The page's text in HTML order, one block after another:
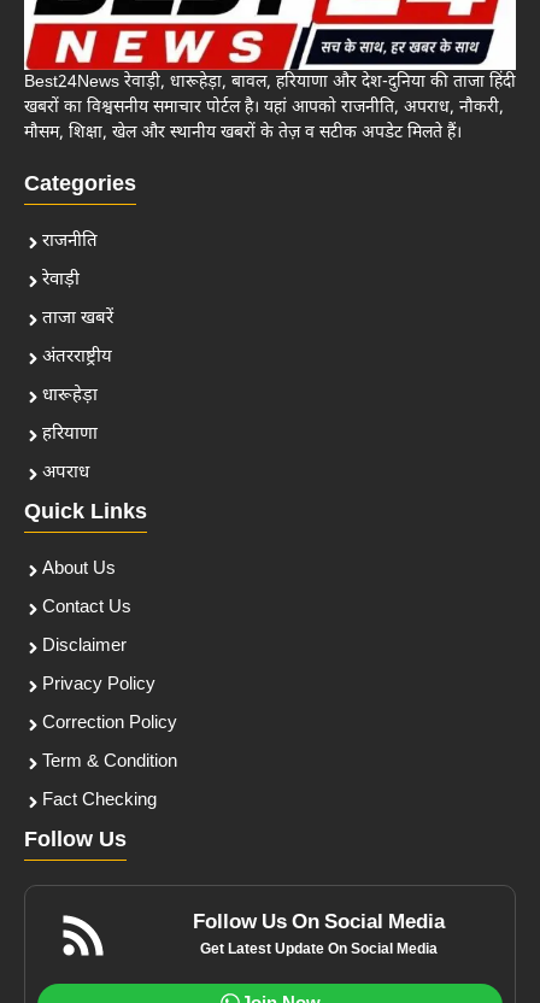
Best24News रेवाड़ी, धारूहेड़ा, बावल, हरियाणा और देश-दुनिया की ताजा हिंदी
खबरों का विश्वसनीय समाचार पोर्टल है। यहां आपको राजनीति, अपराध, नौकरी,
मौसम, शिक्षा, खेल और स्थानीय खबरों के तेज़ व सटीक अपडेट मिलते हैं।
Categories
राजनीति
रेवाड़ी
ताजा खबरें
अंतरराष्ट्रीय
धारूहेड़ा
हरियाणा
अपराध
Quick Links
About Us
Contact Us
Disclaimer
Privacy Policy
Correction Policy
Term & Condition
Fact Checking
Follow Us
Follow Us On Social Media
Get Latest Update On Social Media